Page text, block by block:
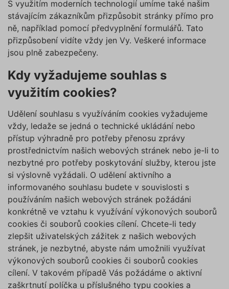
S využitím moderních technologií umíme také našim
stávajícím zákazníkům přizpůsobit stránky přímo pro
ně, například pomocí předvyplnění formulářů. Tato
přizpůsobení vidíte vždy jen Vy. Veškeré informace
jsou plně zabezpečeny.
Kdy vyžadujeme souhlas s
využitím cookies?
Udělení souhlasu s využíváním cookies vyžadujeme
vždy, ledaže se jedná o technické ukládání nebo
přístup výhradně pro potřeby přenosu zprávy
prostřednictvím našich webových stránek nebo je-li to
nezbytné pro potřeby poskytování služby, kterou jste
si výslovně vyžádali. O udělení aktivního a
informovaného souhlasu budete v souvislosti s
používáním našich webových stránek požádáni
konkrétně ve vztahu k využívání výkonových souborů
cookies či souborů cookies cílení. Chcete-li tedy
zlepšit uživatelských zážitek z našich webových
stránek, je nezbytné, abyste nám umožnili využívat
výkonových souborů cookies či souborů cookies
cílení. V takovém případě Vás požádáme o aktivní
zaškrtnutí políčka u příslušného typu cookies a